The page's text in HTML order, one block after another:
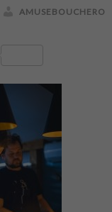
AMUSEBOUCHERO